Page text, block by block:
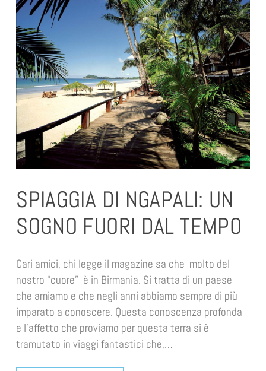
SPIAGGIA DI NGAPALI: UN
SOGNO FUORI DAL TEMPO
Cari amici, chi legge il magazine sa che molto del
nostro “cuore” è in Birmania. Si tratta di un paese
che amiamo e che negli anni abbiamo sempre di più
imparato a conoscere. Questa conoscenza profonda
e l’affetto che proviamo per questa terra si è
tramutato in viaggi fantastici che,…